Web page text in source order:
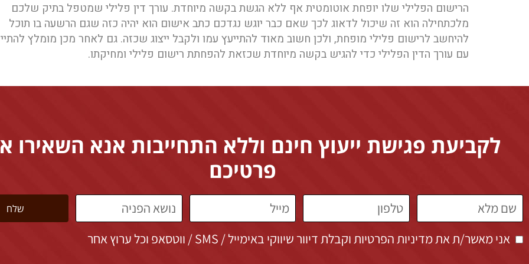
הרישום הפלילי שלו יופחת אוטומטית אף ללא הגשת בקשה מיוחדת. עורך דין פלילי שמטפל בתיק שלכם
מלכתחילה הוא זה שיכול לדאוג לכך שאם כבר יוגש נגדכם כתב אישום הוא יהיה כזה שגם הרשעה בו תוכל
להיחשב לרישום פלילי מופחת, ולכן חשוב מאוד להתייעץ עמו ולקבל ייצוג שכזה. גם לאחר מכן מומלץ
עם עורך הדין הפלילי כדי להגיש בקשה מיוחדת שכזאת להפחתת רישום פלילי ומחיקתו.
לקביעת פגישת ייעוץ חינם וללא התחייבות אנא השאירו
פרטיכם
אני מאשר/ת את מדיניות הפרטיות וקבלת דיוור שיווקי באימייל / SMS / ווטסאפ וכל ערוץ אחר
שלח